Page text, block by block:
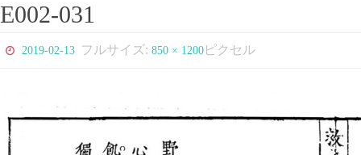
E002-031
2019-02-13 フルサイズ:850 × 1200 ピクセル